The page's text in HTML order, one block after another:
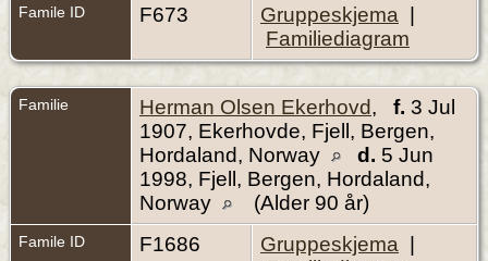
Famile ID F673 Gruppeskjema
Familiediagram
Familie Herman Olsen Ekerhovd, f. 3 Jul
1907, Ekerhovde, Fjell, Bergen,
Hordaland, Norway
d. 5 Jun
1998, Fjell, Bergen, Hordaland,
Norway
(Alder 90 år)
Famile ID F1686 Gruppeskjema